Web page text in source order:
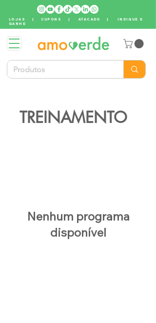
LOJAS | CUPONS |ATACADO | INDIQUE E
GANHE
TREINAMENTO
Nenhum programa
disponível